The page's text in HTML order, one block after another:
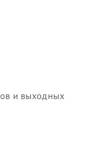
и выходных